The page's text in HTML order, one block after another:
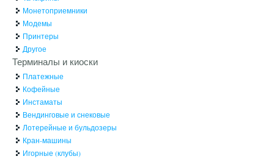
Монетоприемники
Модемы
Принтеры
Другое
Терминалы и киоски
Платежные
Кофейные
Инстаматы
Вендинговые и снековые
Лотерейные и бульдозеры
Кран-машины
Игорные (клубы)